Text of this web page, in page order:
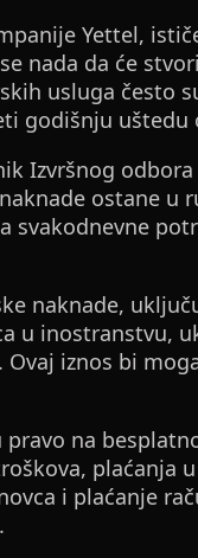
Yettel,
nada da će
usluga često
godišnju uštedu
Izvršnog
ostane u
svakodnevne
naknade,
u inostranstvu,
iznos bi
na
plaćanja
i plaćanje